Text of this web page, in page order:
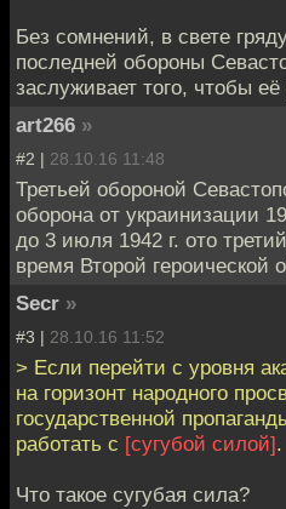
Без сомнений, в свете
последней обороны
заслуживает того, чтобы её
art266 »
#2 | 28.10.16 11:48
Третьей обороной
оборона от украинизации
до 3 июля 1942 г. ото
время Второй героической
Secr »
#3 | 28.10.16 11:52
> Если перейти с уровня
на горизонт народного
государственной
работать с [сугубой силой].
Что такое сугубая сила?